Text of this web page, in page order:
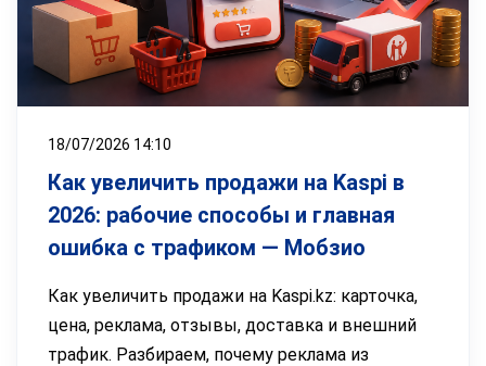
18/07/2026 14:10
Как увеличить продажи на Kaspi в
2026: рабочие способы и главная
ошибка с трафиком — Мобзио
Как увеличить продажи на Kaspi.kz: карточка,
цена, реклама, отзывы, доставка и внешний
трафик. Разбираем, почему реклама из